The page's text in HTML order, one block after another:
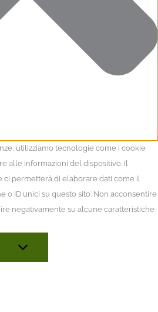
utilizziamo tecnologie come i cookie
alle informazioni del dispositivo. Il
ci permetterà di elaborare dati come il
o ID unici su questo sito. Non acconsentire
negativamente su alcune caratteristiche